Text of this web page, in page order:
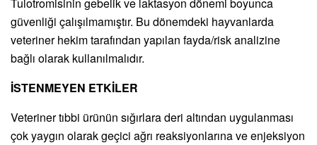
Tulotromisinin gebelik ve laktasyon dönemi boyunca
güvenliği çalışılmamıştır. Bu dönemdeki hayvanlarda
veteriner hekim tarafından yapılan fayda/risk analizine
bağlı olarak kullanılmalıdır.
İSTENMEYEN ETKİLER
Veteriner tıbbi ürünün sığırlara deri altından uygulanması
çok yaygın olarak geçici ağrı reaksiyonlarına ve enjeksiyon